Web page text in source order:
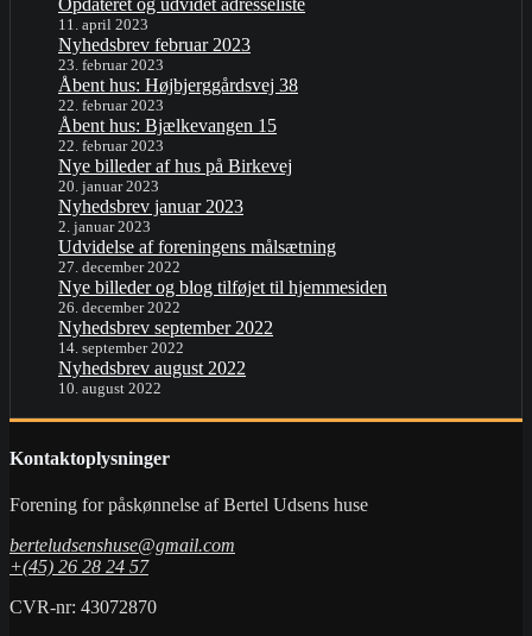
Opdateret og udvidet adresseliste
11. april 2023
Nyhedsbrev februar 2023
23. februar 2023
Åbent hus: Højbjerggårdsvej 38
22. februar 2023
Åbent hus: Bjælkevangen 15
22. februar 2023
Nye billeder af hus på Birkevej
20. januar 2023
Nyhedsbrev januar 2023
2. januar 2023
Udvidelse af foreningens målsætning
27. december 2022
Nye billeder og blog tilføjet til hjemmesiden
26. december 2022
Nyhedsbrev september 2022
14. september 2022
Nyhedsbrev august 2022
10. august 2022
Kontaktoplysninger
Forening for påskønnelse af Bertel Udsens huse
berteludsenshuse@gmail.com
+(45) 26 28 24 57
CVR-nr: 43072870